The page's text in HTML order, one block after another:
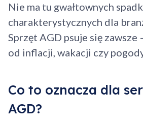
Nie ma tu gwałtownych
charakterystycznych dla
Sprzęt AGD psuje się
od inflacji, wakacji czy
Co to oznacza dla
AGD?